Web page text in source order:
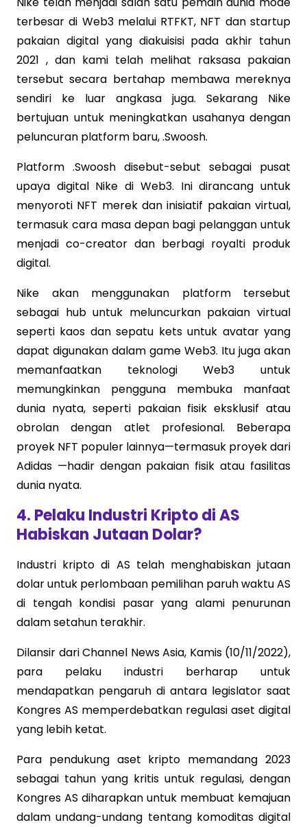
terbesar di Web3 melalui RTFKT, NFT dan startup
pakaian digital yang diakuisisi pada akhir tahun
2021 , dan kami telah melihat raksasa pakaian
tersebut secara bertahap membawa mereknya
sendiri ke luar angkasa juga. Sekarang Nike
bertujuan untuk meningkatkan usahanya dengan
peluncuran platform baru, .Swoosh.
Platform .Swoosh disebut-sebut sebagai pusat
upaya digital Nike di Web3. Ini dirancang untuk
menyoroti NFT merek dan inisiatif pakaian virtual,
termasuk cara masa depan bagi pelanggan untuk
menjadi co-creator dan berbagi royalti produk
digital.
Nike akan menggunakan platform tersebut
sebagai hub untuk meluncurkan pakaian virtual
seperti kaos dan sepatu kets untuk avatar yang
dapat digunakan dalam game Web3. Itu juga akan
memanfaatkan teknologi Web3 untuk
memungkinkan pengguna membuka manfaat
dunia nyata, seperti pakaian fisik eksklusif atau
obrolan dengan atlet profesional. Beberapa
proyek NFT populer lainnya—termasuk proyek dari
Adidas —hadir dengan pakaian fisik atau fasilitas
dunia nyata.
4. Pelaku Industri Kripto di AS
Habiskan Jutaan Dolar?
Industri kripto di AS telah menghabiskan jutaan
dolar untuk perlombaan pemilihan paruh waktu AS
di tengah kondisi pasar yang alami penurunan
dalam setahun terakhir.
Dilansir dari Channel News Asia, Kamis (10/11/2022),
para pelaku industri berharap untuk
mendapatkan pengaruh di antara legislator saat
Kongres AS memperdebatkan regulasi aset digital
yang lebih ketat.
Para pendukung aset kripto memandang 2023
sebagai tahun yang kritis untuk regulasi, dengan
Kongres AS diharapkan untuk membuat kemajuan
dalam undang-undang tentang komoditas digital